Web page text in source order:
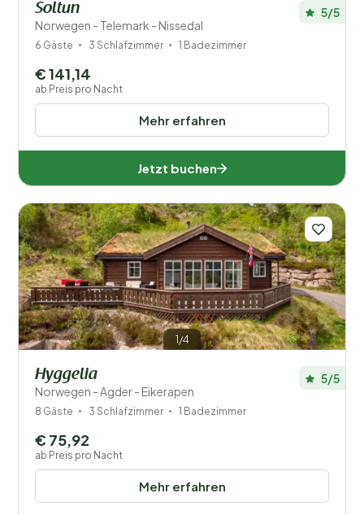
Soltun
Norwegen - Telemark - Nissedal
5/5
6 Gäste 3 Schlafzimmer 1 Badezimmer
Mehr erfahren
€ 141,14
ab Preis pro Nacht
Jetzt buchen
1/4
Hyggelia
Norwegen - Agder - Eikerapen
5/5
8 Gäste 3 Schlafzimmer 1 Badezimmer
Mehr erfahren
€ 75,92
ab Preis pro Nacht